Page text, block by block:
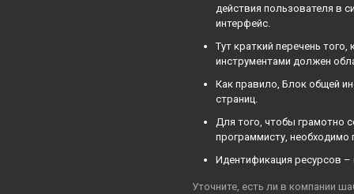
действия пользователя в
интерфейс.
Тут краткий перечень
инструментами должен
Как правило, Блок общей
страниц.
Для того, чтобы грамотно
программисту, необходимо
Идентификация ресурсов –
Уточните, есть ли в компании